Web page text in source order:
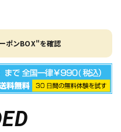
ポンBOX"を確認